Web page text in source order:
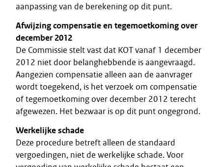
aanpassing van de berekening op dit punt.
Afwijzing compensatie en tegemoetkoming over
december 2012
De Commissie stelt vast dat KOT vanaf 1 december
2012 niet door belanghebbende is aangevraagd.
Aangezien compensatie alleen aan de aanvrager
wordt toegekend, is het verzoek om compensatie
of tegemoetkoming over december 2012 terecht
afgewezen. Het bezwaar is op dit punt ongegrond.
Werkelijke schade
Deze procedure betreft alleen de standaard
vergoedingen, niet de werkelijke schade. Voor